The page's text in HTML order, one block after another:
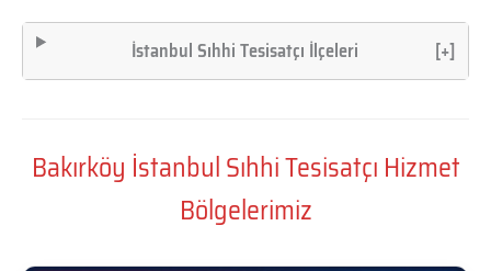
İstanbul Sıhhi Tesisatçı İlçeleri [+]
Bakırköy İstanbul Sıhhi Tesisatçı Hizmet
Bölgelerimiz